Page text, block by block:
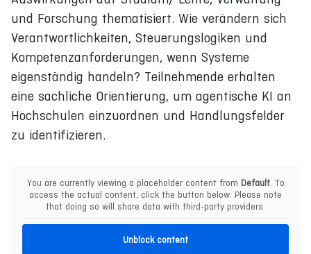
und Forschung thematisiert. Wie verändern sich
Verantwortlichkeiten, Steuerungslogiken und
Kompetenzanforderungen, wenn Systeme
eigenständig handeln? Teilnehmende erhalten
eine sachliche Orientierung, um agentische KI an
Hochschulen einzuordnen und Handlungsfelder
zu identifizieren.
You are currently viewing a placeholder content from Default. To
access the actual content, click the button below. Please note
that doing so will share data with third-party providers.
Unblock content